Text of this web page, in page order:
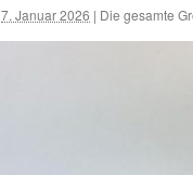
7. Januar 2026 | Die gesamte